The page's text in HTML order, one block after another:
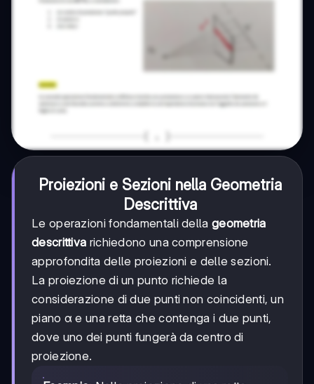
Proiezioni e Sezioni nella Geometria
Descrittiva
Le operazioni fondamentali della geometria
descrittiva richiedono una comprensione
approfondita delle proiezioni e delle sezioni.
La proiezione di un punto richiede la
considerazione di due punti non coincidenti, un
piano α e una retta che contenga i due punti,
dove uno dei punti fungerà da centro di
proiezione.